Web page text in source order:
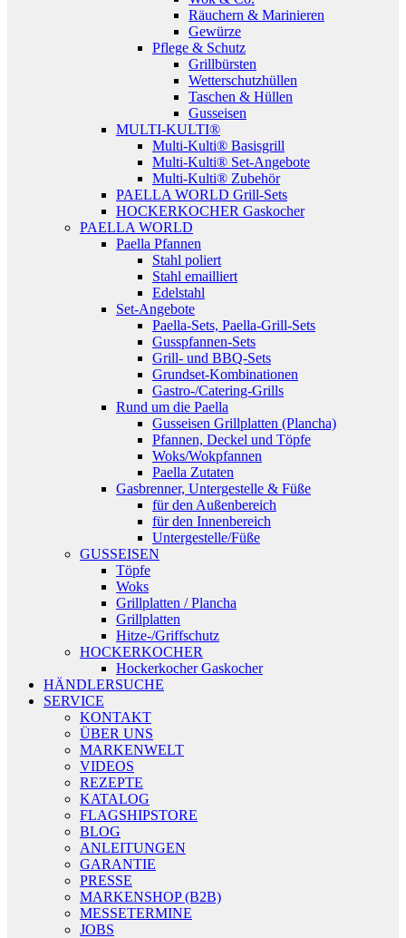
Räuchern & Marinieren
Gewürze
Pflege & Schutz
Grillbürsten
Wetterschutzhüllen
Taschen & Hüllen
Gusseisen
MULTI-KULTI®
Multi-Kulti® Basisgrill
Multi-Kulti® Set-Angebote
Multi-Kulti® Zubehör
PAELLA WORLD Grill-Sets
HOCKERKOCHER Gaskocher
PAELLA WORLD
Paella Pfannen
Stahl poliert
Stahl emailliert
Edelstahl
Set-Angebote
Paella-Sets, Paella-Grill-Sets
Gusspfannen-Sets
Grill- und BBQ-Sets
Grundset-Kombinationen
Gastro-/Catering-Grills
Rund um die Paella
Gusseisen Grillplatten (Plancha)
Pfannen, Deckel und Töpfe
Woks/Wokpfannen
Paella Zutaten
Gasbrenner, Untergestelle & Füße
für den Außenbereich
für den Innenbereich
Untergestelle/Füße
GUSSEISEN
Töpfe
Woks
Grillplatten / Plancha
Grillplatten
Hitze-/Griffschutz
HOCKERKOCHER
Hockerkocher Gaskocher
HÄNDLERSUCHE
SERVICE
KONTAKT
ÜBER UNS
MARKENWELT
VIDEOS
REZEPTE
KATALOG
FLAGSHIPSTORE
BLOG
ANLEITUNGEN
GARANTIE
PRESSE
MARKENSHOP (B2B)
MESSETERMINE
JOBS